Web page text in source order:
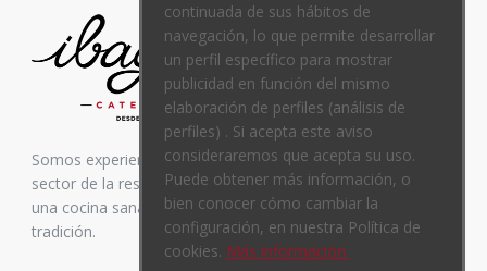
Somos experiencia. Nos avalan más de 35 años en el
sector de la restauración. Inspirados siempre en elaborar
una cocina sana y equilibrada, mezcla de vanguardia y
tradición.
continuada de sus hábitos de
navegación, lo que permite desarrollar
un perfil específico para mostrar
publicidad en función del mismo
elaboración de perfiles (análisis de
perfiles) . Si acepta este aviso
consideraremos que acepta su uso.
Puede obtener más información, o
bien conocer cómo cambiar la
configuración, en nuestra Política de
cookies. Más información.